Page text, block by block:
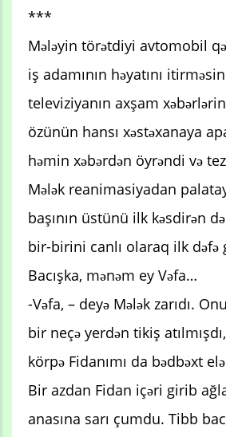
***
Mələyin törətdiyi avtomobil
iş adamının həyatını
televiziyanın axşam
özünün hansı xəstəxanaya
həmin xəbərdən öyrəndi və
Mələk reanimasiyadan
başının üstünü ilk kəsdirən
bir-birini canlı olaraq ilk
Bacışka, mənəm ey Vəfa…
-Vəfa, – deyə Mələk zarıdı.
bir neçə yerdən tikiş
körpə Fidanımı da bədbəxt
Bir azdan Fidan içəri girib
anasına sarı çumdu. Tibb